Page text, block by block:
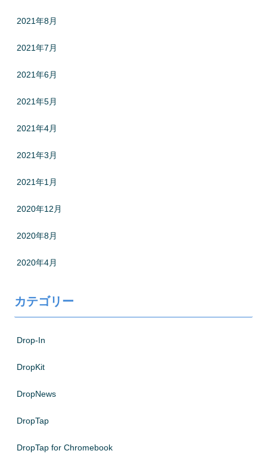
2021年8月
2021年7月
2021年6月
2021年5月
2021年4月
2021年3月
2021年1月
2020年12月
2020年8月
2020年4月
カテゴリー
Drop-In
DropKit
DropNews
DropTap
DropTap for Chromebook